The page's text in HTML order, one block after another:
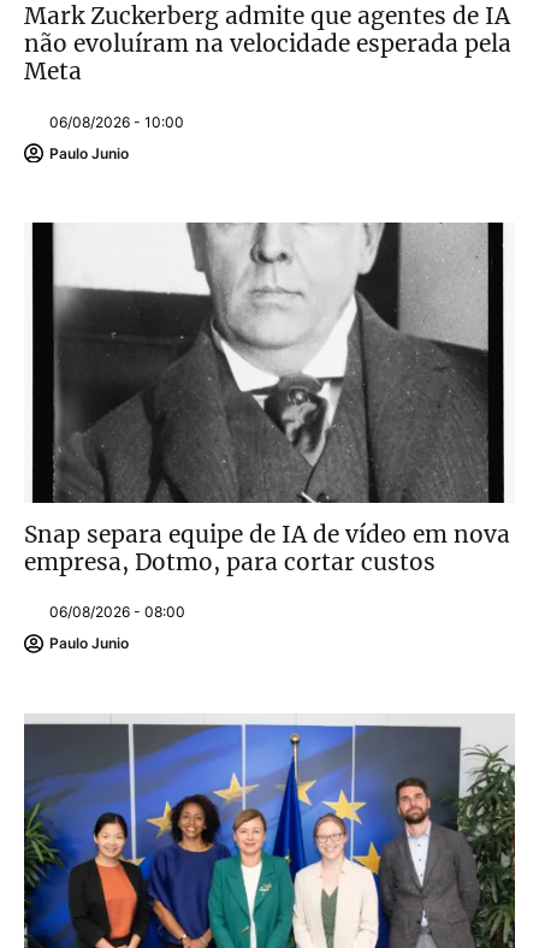
Mark Zuckerberg admite que agentes de IA
não evoluíram na velocidade esperada pela
Meta
06/08/2026 - 10:00
Paulo Junio
Snap separa equipe de IA de vídeo em nova
empresa, Dotmo, para cortar custos
06/08/2026 - 08:00
Paulo Junio